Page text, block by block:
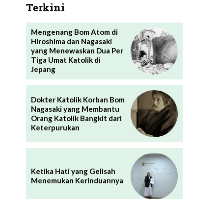
Terkini
Mengenang Bom Atom di
Hiroshima dan Nagasaki
yang Menewaskan Dua Per
Tiga Umat Katolik di
Jepang
Dokter Katolik Korban Bom
Nagasaki yang Membantu
Orang Katolik Bangkit dari
Keterpurukan
Ketika Hati yang Gelisah
Menemukan Kerinduannya